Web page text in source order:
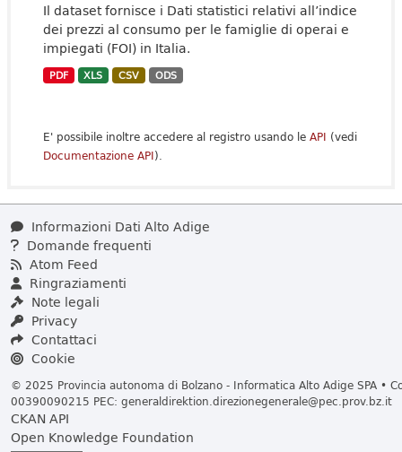
Il dataset fornisce i Dati statistici relativi all’indice
dei prezzi al consumo per le famiglie di operai e
impiegati (FOI) in Italia.
PDF XLS CSV ODS
E' possibile inoltre accedere al registro usando le API (vedi
Documentazione API).
Informazioni Dati Alto Adige
Domande frequenti
Atom Feed
Ringraziamenti
Note legali
Privacy
Contattaci
Cookie
© 2025 Provincia autonoma di Bolzano - Informatica Alto Adige SPA •
00390090215 PEC: generaldirektion.direzionegenerale@pec.prov.bz.it
CKAN API
Open Knowledge Foundation